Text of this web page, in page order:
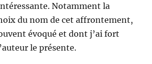
Notamment la
du nom de cet affrontement,
évoqué et dont j’ai fort
le présente.